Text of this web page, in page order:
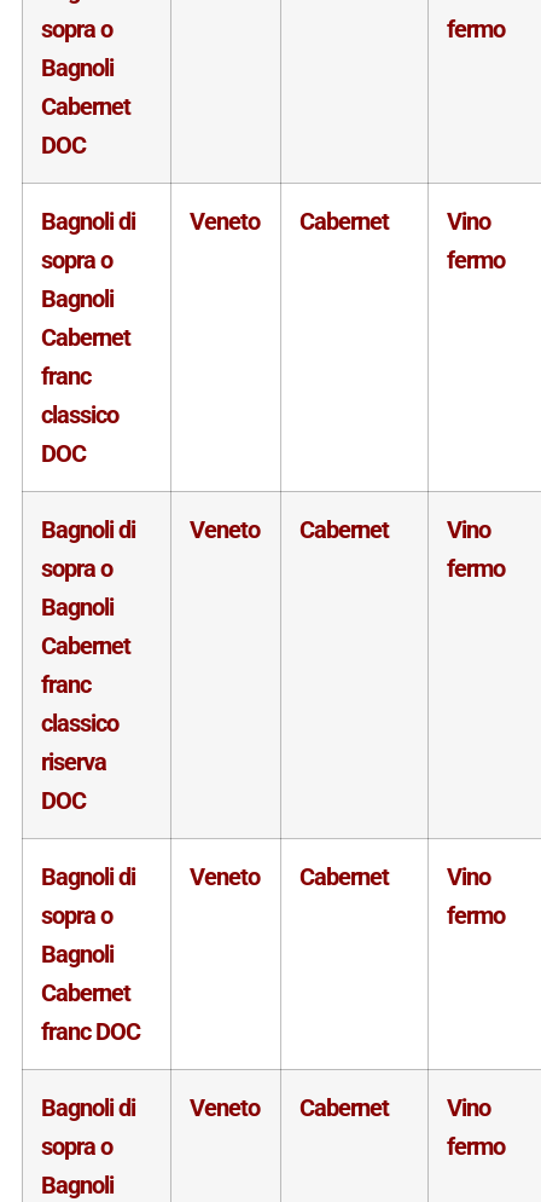
sopra o
Bagnoli
Cabernet
DOC
fermo
Bagnoli di
sopra o
Bagnoli
Cabernet
franc
classico
DOC
Veneto Cabernet
Vino
fermo
Bagnoli di
sopra o
Bagnoli
Cabernet
franc
classico
riserva
DOC
Veneto Cabernet
Vino
fermo
Bagnoli di
sopra o
Bagnoli
Cabernet
franc DOC
Veneto Cabernet
Vino
fermo
Bagnoli di
sopra o
Bagnoli
Veneto Cabernet
Vino
fermo